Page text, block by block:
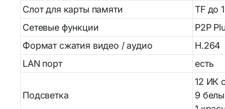
18650/14500/16340/21700/26650
Аккумуляторы R3 и R6
Слот для карты памяти
TF до
Сетевые функции
P2P
Формат сжатия видео / аудио
H.264
LAN порт
есть
Подсветка
12 ИК
9